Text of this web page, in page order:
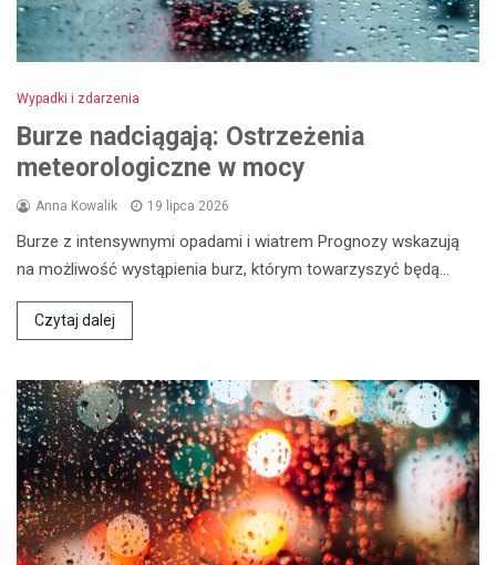
Wypadki i zdarzenia
Burze nadciągają: Ostrzeżenia
meteorologiczne w mocy
Anna Kowalik 19 lipca 2026
Burze z intensywnymi opadami i wiatrem Prognozy wskazują
na możliwość wystąpienia burz, którym towarzyszyć będą…
Czytaj dalej